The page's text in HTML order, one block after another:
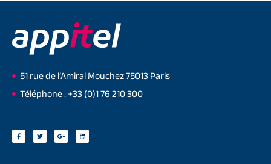
51 rue de l’Amiral Mouchez 75013 Paris
Téléphone : +33 (0)1 76 210 300